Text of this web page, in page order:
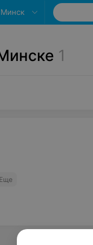
Минск
1
Еще